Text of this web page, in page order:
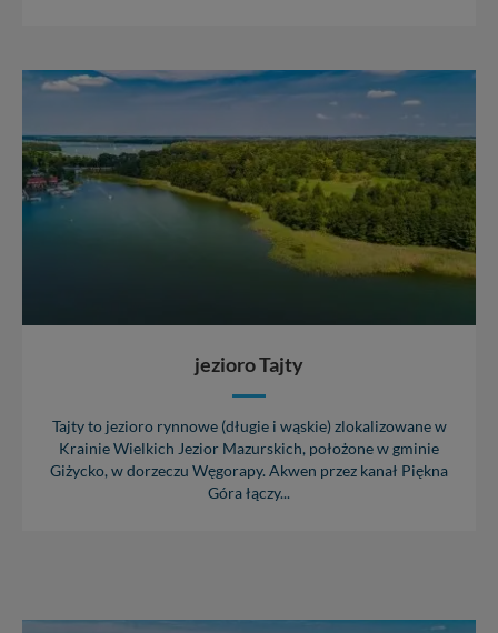
jezioro Tajty
Tajty to jezioro rynnowe (długie i wąskie) zlokalizowane w
Krainie Wielkich Jezior Mazurskich, położone w gminie
Giżycko, w dorzeczu Węgorapy. Akwen przez kanał Piękna
Góra łączy...
zawsze jest możliwe techniczne zrealizowanie Twoich
praw w odniesieniu do informacji zawartych w plikach
cookies. Twoja przeglądarka umożliwia Ci skasowanie
tych plików - w pewnych przypadkach nie możemy tego
zrobić za Ciebie.
Dziękujemy, i życzmy miłego odkrywania Mazur na